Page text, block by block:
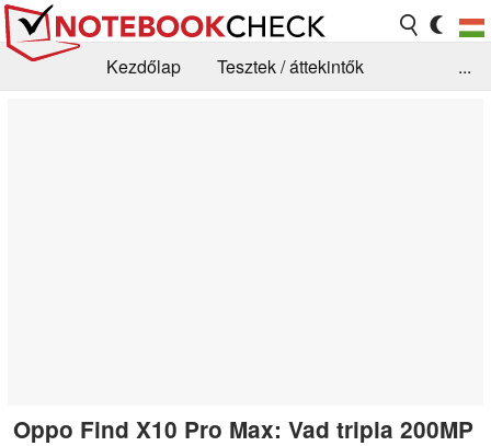
Kezdőlap
Tesztek / áttekintők
...
Oppo Find X10 Pro Max: Vad tripla 200MP